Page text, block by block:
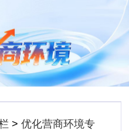
>优化营商环境专